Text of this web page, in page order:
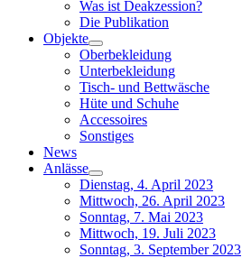
Was ist Deakzession?
Die Publikation
Objekte
Oberbekleidung
Unterbekleidung
Tisch- und Bettwäsche
Hüte und Schuhe
Accessoires
Sonstiges
News
Anlässe
Dienstag, 4. April 2023
Mittwoch, 26. April 2023
Sonntag, 7. Mai 2023
Mittwoch, 19. Juli 2023
Sonntag, 3. September 2023